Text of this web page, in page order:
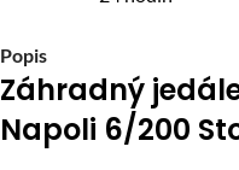
Popis
Záhradný
Napoli 6/200